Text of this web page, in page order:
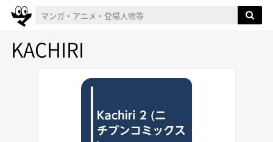
KACHIRI